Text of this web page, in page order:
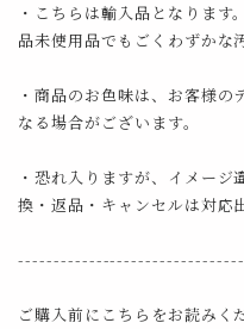
・こちらは輸入品となりま
品未使用品でもごくわずかな
・商品のお色味は、お客様
なる場合がございます。
・恐れ入りますが、イメー
換・返品・キャンセルは対応
ご購入前にこちらをお読みく